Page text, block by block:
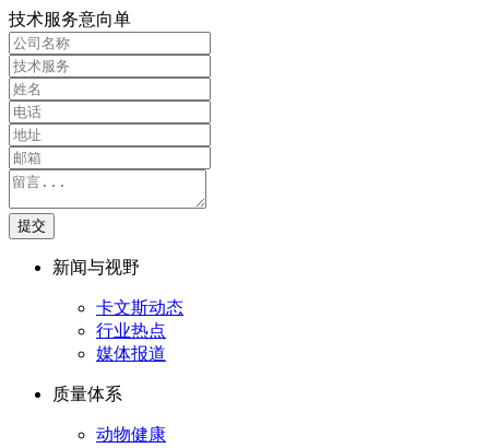
技术服务意向单
提交
新闻与视野
卡文斯动态
行业热点
媒体报道
质量体系
动物健康